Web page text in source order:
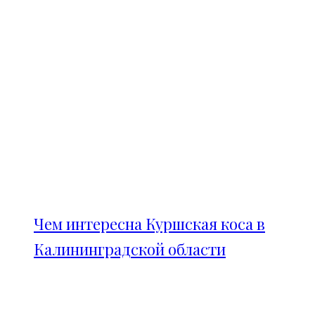
Чем интересна Куршская коса в
Калининградской области